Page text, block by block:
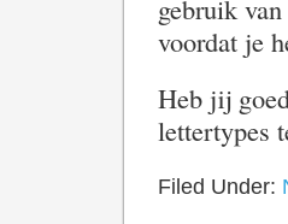
gebruik
voordat je
Heb jij
lettertypes
Filed Under: